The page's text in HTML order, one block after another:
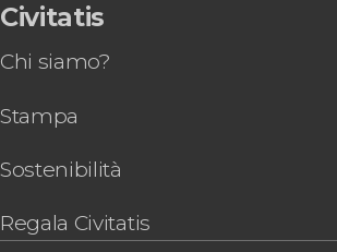
Civitatis
Chi siamo?
Stampa
Sostenibilità
Regala Civitatis